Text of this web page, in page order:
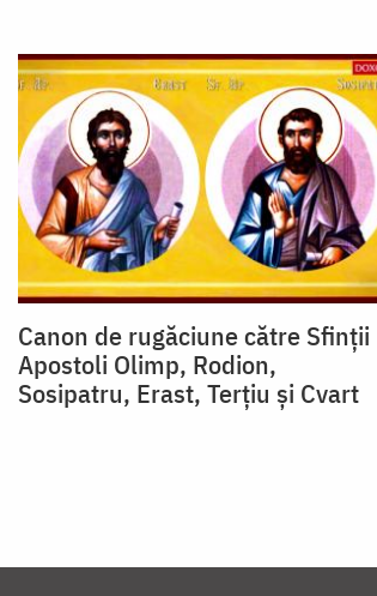
Canon de rugăciune către Sfinţii
Apostoli Olimp, Rodion,
Sosipatru, Erast, Terţiu şi Cvart